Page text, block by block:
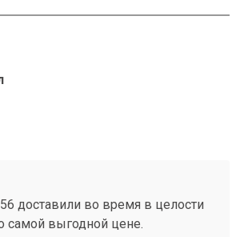
доставили во время в целости
самой выгодной цене.